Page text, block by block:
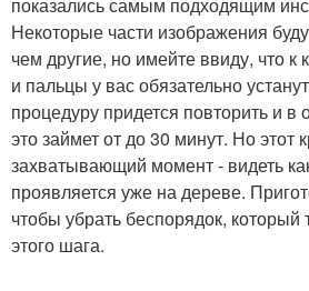
показались самым подходящим
Некоторые части изображения
чем другие, но имейте ввиду, что к
и пальцы у вас обязательно
процедуру придется повторить и
это займет от до 30 минут. Но этот
захватывающий момент - видеть
проявляется уже на дереве.
чтобы убрать беспорядок, который
этого шага.